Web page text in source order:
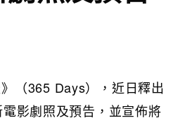
》（365 Days），近日釋出
影劇照及預告，並宣佈將